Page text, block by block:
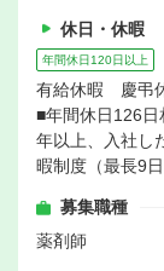
休日・休暇
年間休日120日以上
有給休暇 慶弔
■年間休日126
年以上、入社し
暇制度（最長9
募集職種
薬剤師